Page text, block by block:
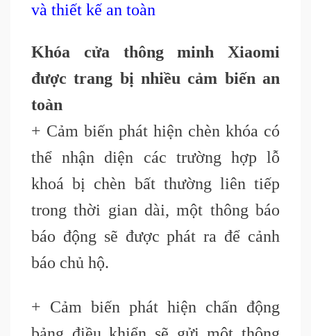
và thiết kế an toàn
Khóa cửa thông minh Xiaomi
được trang bị nhiều cảm biến an
toàn
+ Cảm biến phát hiện chèn khóa có
thể nhận diện các trường hợp lỗ
khoá bị chèn bất thường liên tiếp
trong thời gian dài, một thông báo
báo động sẽ được phát ra để cảnh
báo chủ hộ.
+ Cảm biến phát hiện chấn động